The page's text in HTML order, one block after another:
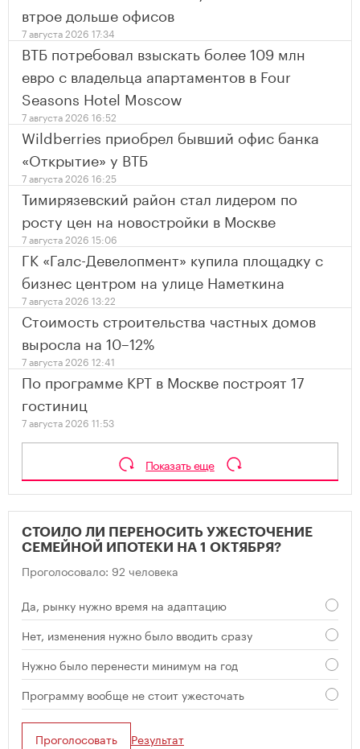
втрое дольше офисов
7 августа 2026 17:34
ВТБ потребовал взыскать более 109 млн
евро с владельца апартаментов в Four
Seasons Hotel Moscow
7 августа 2026 16:52
Wildberries приобрел бывший офис банка
«Открытие» у ВТБ
7 августа 2026 16:25
Тимирязевский район стал лидером по
росту цен на новостройки в Москве
7 августа 2026 15:06
ГК «Галс-Девелопмент» купила площадку с
бизнес центром на улице Наметкина
7 августа 2026 13:22
Стоимость строительства частных домов
выросла на 10–12%
7 августа 2026 12:41
По программе КРТ в Москве построят 17
гостиниц
7 августа 2026 11:53
Показать еще
СТОИЛО ЛИ ПЕРЕНОСИТЬ УЖЕСТОЧЕНИЕ
СЕМЕЙНОЙ ИПОТЕКИ НА 1 ОКТЯБРЯ?
Проголосовало: 92 человека
Да, рынку нужно время на адаптацию
Нет, изменения нужно было вводить сразу
Нужно было перенести минимум на год
Программу вообще не стоит ужесточать
Проголосовать Результат